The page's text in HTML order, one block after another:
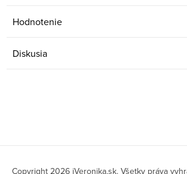
Hodnotenie
Diskusia
Copyright 2026 iVeronika.sk. Všetky práva